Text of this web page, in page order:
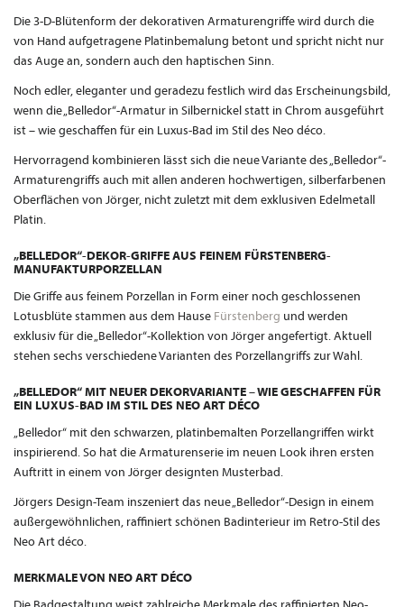
Die 3-D-Blütenform der dekorativen Armaturengriffe wird durch die
von Hand aufgetragene Platinbemalung betont und spricht nicht nur
das Auge an, sondern auch den haptischen Sinn.
Noch edler, eleganter und geradezu festlich wird das Erscheinungsbild,
wenn die „Belledor“-Armatur in Silbernickel statt in Chrom ausgeführt
ist – wie geschaffen für ein Luxus-Bad im Stil des Neo déco.
Hervorragend kombinieren lässt sich die neue Variante des „Belledor“-
Armaturengriffs auch mit allen anderen hochwertigen, silberfarbenen
Oberflächen von Jörger, nicht zuletzt mit dem exklusiven Edelmetall
Platin.
„BELLEDOR“-DEKOR-GRIFFE AUS FEINEM FÜRSTENBERG-
MANUFAKTURPORZELLAN
Die Griffe aus feinem Porzellan in Form einer noch geschlossenen
Lotusblüte stammen aus dem Hause Fürstenberg und werden
exklusiv für die „Belledor“-Kollektion von Jörger angefertigt. Aktuell
stehen sechs verschiedene Varianten des Porzellangriffs zur Wahl.
„BELLEDOR“ MIT NEUER DEKORVARIANTE – WIE GESCHAFFEN FÜR
EIN LUXUS-BAD IM STIL DES NEO ART DÉCO
„Belledor“ mit den schwarzen, platinbemalten Porzellangriffen wirkt
inspirierend. So hat die Armaturenserie im neuen Look ihren ersten
Auftritt in einem von Jörger designten Musterbad.
Jörgers Design-Team inszeniert das neue „Belledor“-Design in einem
außergewöhnlichen, raffiniert schönen Badinterieur im Retro-Stil des
Neo Art déco.
MERKMALE VON NEO ART DÉCO